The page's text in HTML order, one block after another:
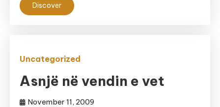
Discover
Uncategorized
Asnjë në vendin e vet
November 11, 2009